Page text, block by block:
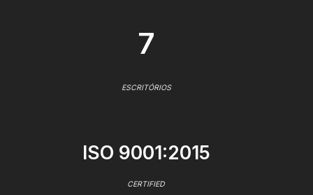
7
ESCRITÓRIOS
ISO 9001:2015
CERTIFIED